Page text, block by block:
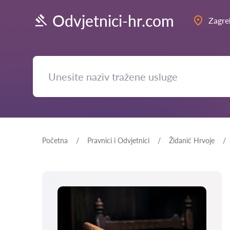
Odvjetnici-hr.com
Početna Pravnici i Odvjetnici Židanić Hrvoje